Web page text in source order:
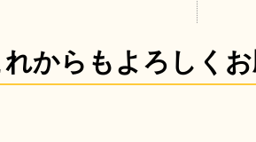
からもよろしく